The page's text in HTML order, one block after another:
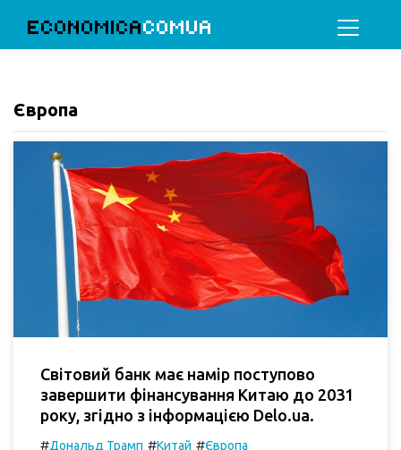
ECONOMICACOMUA
Європа
Світовий банк має намір поступово
завершити фінансування Китаю до 2031
року, згідно з інформацією Delo.ua.
#Дональд Трамп #Китай #Європа